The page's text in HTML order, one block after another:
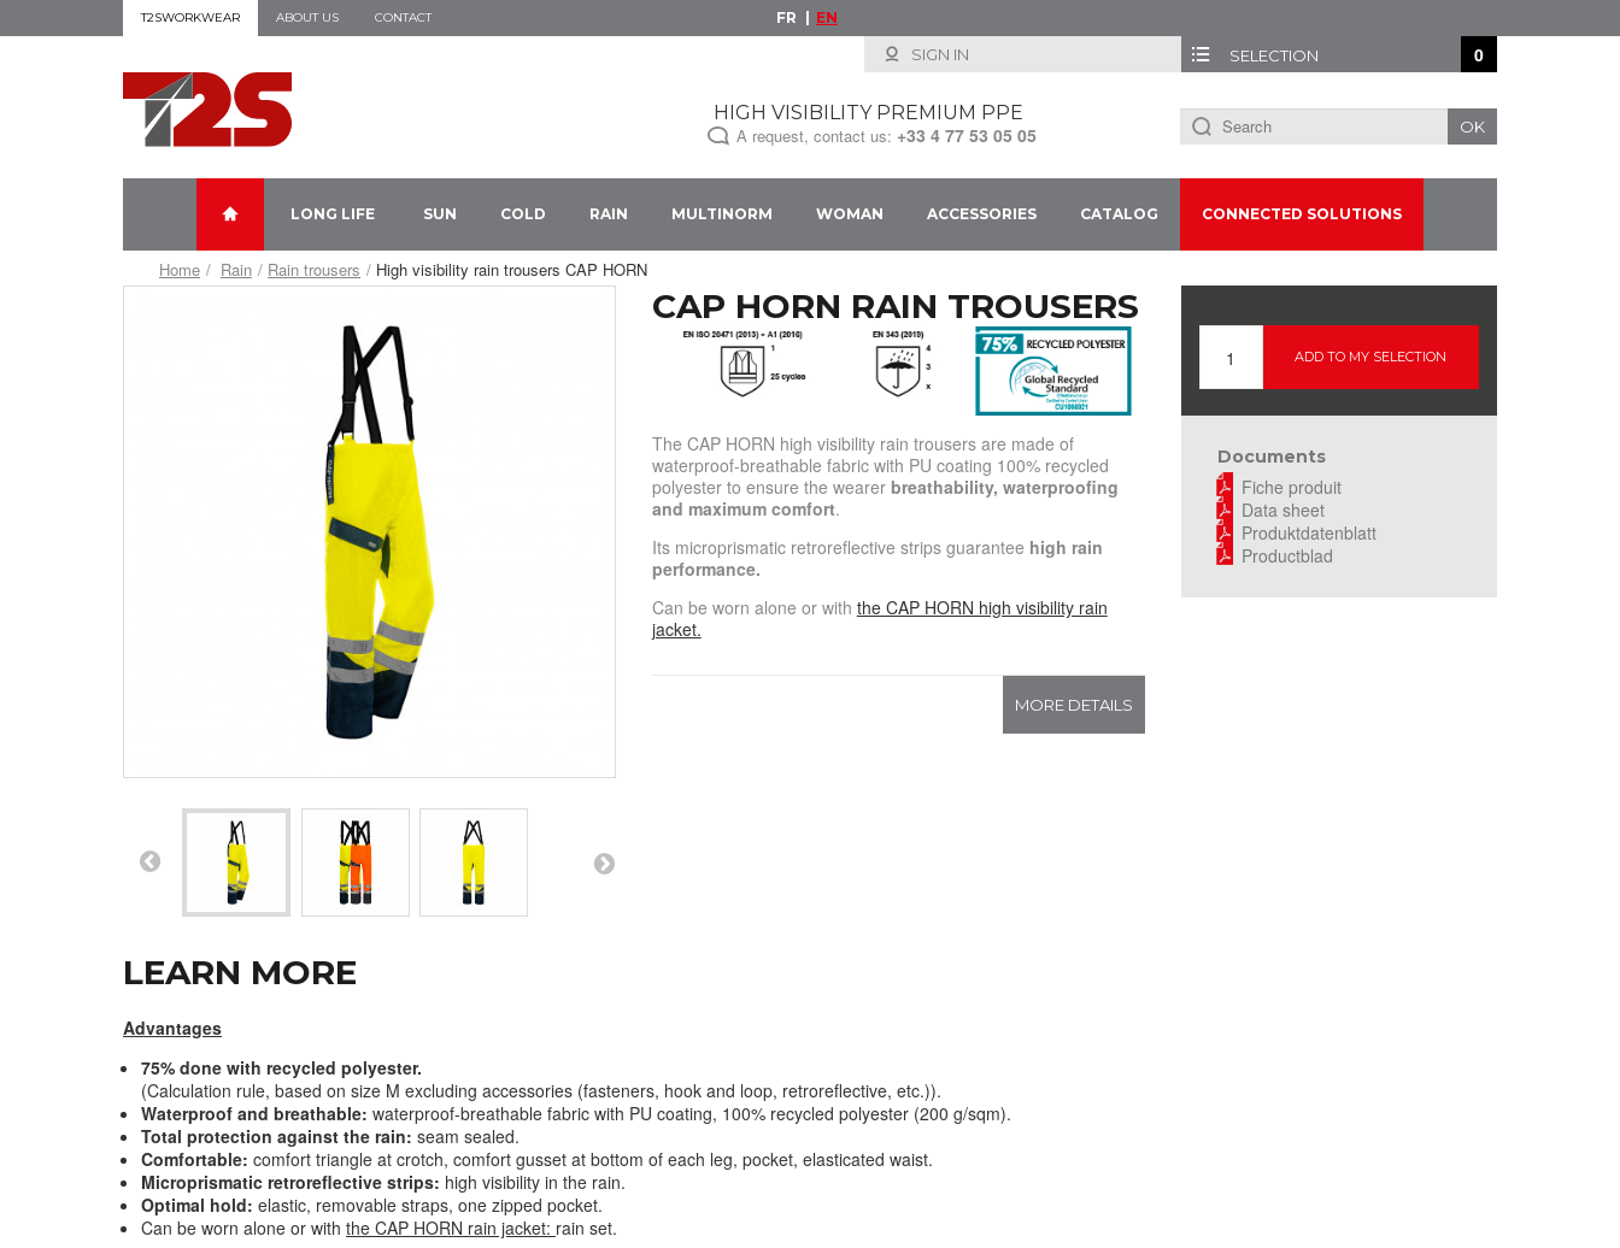
T2SWORKWEAR ABOUT US CONTACT FR EN
SELECTION 0
SIGN IN
HIGH VISIBILITY PREMIUM PPE
A request, contact us: +33 4 77 53 05 05 OK
LONG LIFE SUN COLD RAIN MULTINORM WOMAN ACCESSORIES CATALOG CONNECTED SOLUTIONS
Home Rain Rain trousers High visibility rain trousers CAP HORN
CAP HORN RAIN TROUSERS
The CAP HORN high visibility rain trousers are made of
waterproof-breathable fabric with PU coating 100% recycled
polyester to ensure the wearer breathability, waterproofing
and maximum comfort.
Its microprismatic retroreflective strips guarantee high rain
performance.
Can be worn alone or with the CAP HORN high visibility rain
jacket.
MORE DETAILS
LEARN MORE
Advantages
75% done with recycled polyester.
(Calculation rule, based on size M excluding accessories (fasteners, hook and loop, retroreflective, etc.)).
Waterproof and breathable: waterproof-breathable fabric with PU coating, 100% recycled polyester (200 g/sqm).
Total protection against the rain: seam sealed.
Comfortable: comfort triangle at crotch, comfort gusset at bottom of each leg, pocket, elasticated waist.
Microprismatic retroreflective strips: high visibility in the rain.
Optimal hold: elastic, removable straps, one zipped pocket.
Can be worn alone or with the CAP HORN rain jacket: rain set.
ADD TO MY SELECTION
Documents
Fiche produit
Data sheet
Produktdatenblatt
Productblad